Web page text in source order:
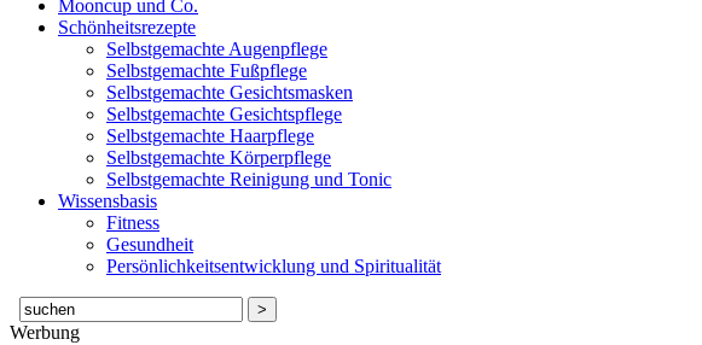
Mooncup und Co.
Schönheitsrezepte
Selbstgemachte Augenpflege
Selbstgemachte Fußpflege
Selbstgemachte Gesichtsmasken
Selbstgemachte Gesichtspflege
Selbstgemachte Haarpflege
Selbstgemachte Körperpflege
Selbstgemachte Reinigung und Tonic
Wissensbasis
Fitness
Gesundheit
Persönlichkeitsentwicklung und Spiritualität
Suche
nach:
Werbung